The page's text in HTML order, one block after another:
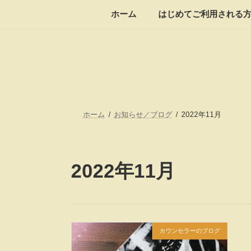
ホーム はじめてご利用される
ホーム お知らせ／ブログ 2022年11月
2022年11月
カウンセラーのブログ